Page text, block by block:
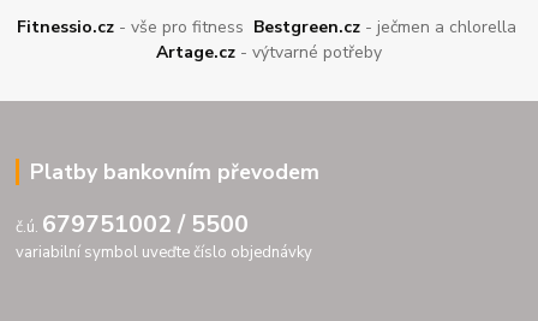
Fitnessio.cz - vše pro fitness Bestgreen.cz - ječmen a chlorella
Artage.cz - výtvarné potřeby
Platby bankovním převodem
č.ú. 679751002 / 5500
variabilní symbol uveďte číslo objednávky